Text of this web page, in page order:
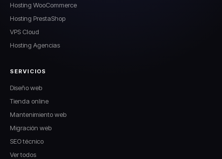
Hosting WooCommerce
Hosting PrestaShop
VPS Cloud
Hosting Agencias
SERVICIOS
Diseño web
Tienda online
Mantenimiento web
Migración web
SEO técnico
Ver todos